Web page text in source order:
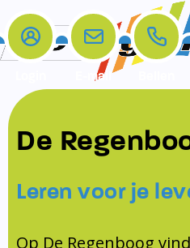
Home
De school
Opleiding en Stage
KomKids
Ouders
Ouders
Contact
Contact
Contact
Samenwerkingen
Schoollogopedist
E-mail
De
Leren voor je
Op De Regenboog